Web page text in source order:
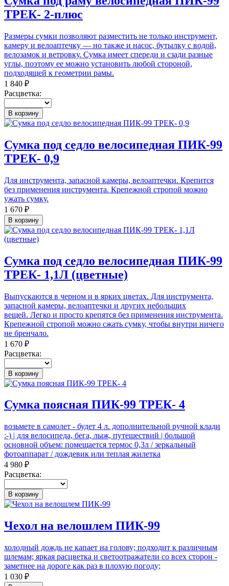
ТРЕК- 2-плюс
Размеры сумки позволяют разместить не только инструмент,
камеру и велоаптечку — но также и насос, бутылку с водой,
велозамок и ветровку. Сумка имеет спереди и сзади разные
углы, поэтому ее можно установить любой стороной,
подходящей к геометрии рамы.
1 840 ₽
Расцветка:
В корзину
Сумка под седло велосипедная ПИК-99
ТРЕК- 0,9
Для инструмента, запасной камеры, велоаптечки. Крепится
без применения инструмента. Крепежной стропой можно
ужать сумку.
1 670 ₽
В корзину
Сумка под седло велосипедная ПИК-99
ТРЕК- 1,1Л (цветные)
Выпускаются в черном и в ярких цветах. Для инструмента,
запасной камеры, велоаптечки и других небольших
вещей. Легко и просто крепятся без применения инструмента.
Крепежной стропой можно сжать сумку, чтобы внутри ничего
не бренчало.
1 670 ₽
Расцветка:
В корзину
Сумка поясная ПИК-99 ТРЕК- 4
возьмете в самолет - будет 4 л. дополнительной ручной клади
:-) | для велосипеда, бега, лыж, путешествий | большой
основной объем: помещается термос 0,3л / зеркальный
фотоаппарат / дождевик или теплая жилетка
4 980 ₽
Расцветка:
В корзину
Чехол на велошлем ПИК-99
холодный дождь не капает на голову; подходит к различным
шлемам; яркая расцветка и светоотражатели со всех сторон -
заметнее на дороге как раз в плохую погоду;
1 030 ₽